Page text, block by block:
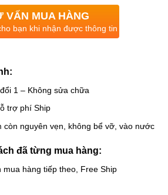
VẤN MUA HÀNG
bạn khi nhận được thông tin
1 – Không sửa chữa
trợ phí Ship
còn nguyên vẹn, không bể vỡ, vào nước
đã từng mua hàng:
mua hàng tiếp theo, Free Ship